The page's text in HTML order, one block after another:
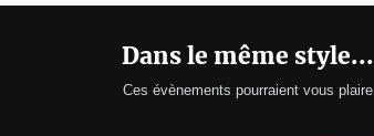
Dans le même style...
Ces évènements pourraient vous plaire